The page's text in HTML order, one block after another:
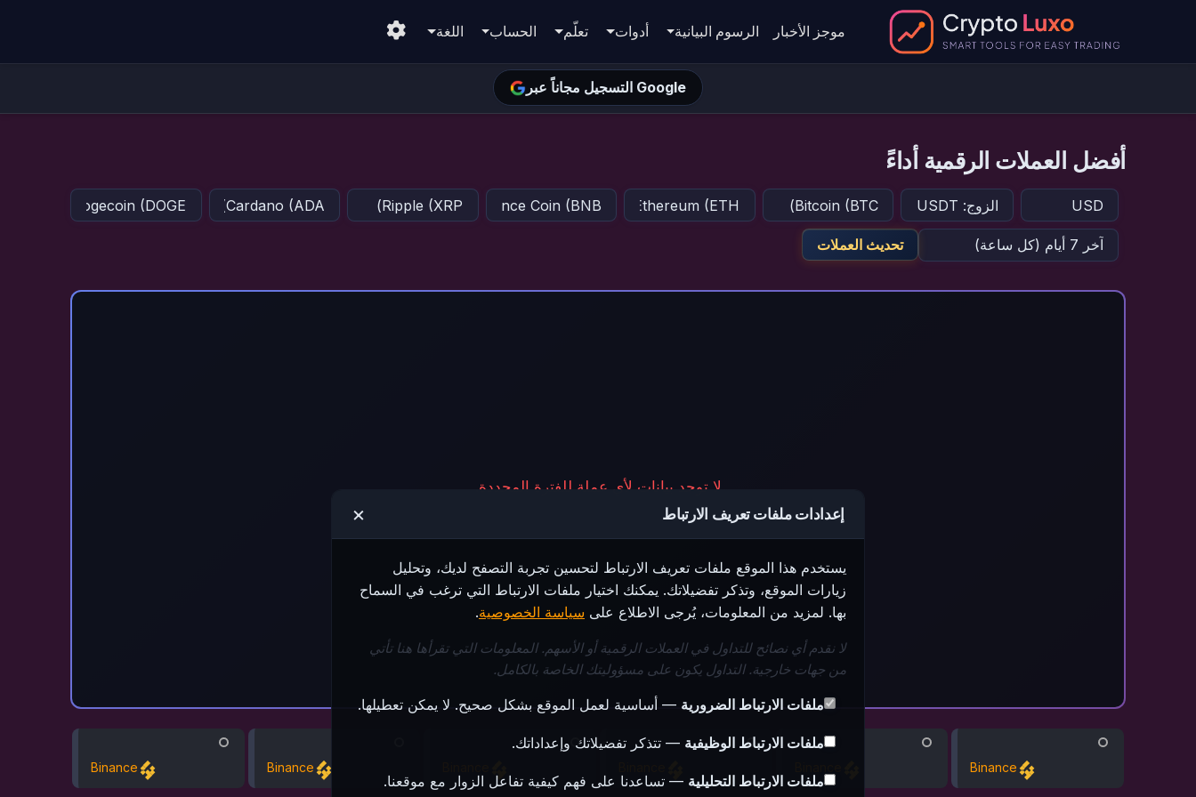
موجز الأخبار الرسوم البيانية أدوات تعلّم الحساب اللغة
التسجيل مجاناً عبر Google
أفضل العملات الرقمية أداءً
تحديث العملات
لا توجد بيانات لأي عملة للفترة المحددة.
Binance
Binance
Binance
إعدادات ملفات تعريف الارتباط ×
يستخدم هذا الموقع ملفات تعريف الارتباط لتحسين تجربة التصفح لديك، وتحليل
زيارات الموقع، وتذكر تفضيلاتك. يمكنك اختيار ملفات الارتباط التي ترغب في السماح
بها. لمزيد من المعلومات، يُرجى الاطلاع على سياسة الخصوصية.
لا نقدم أي نصائح للتداول في العملات الرقمية أو الأسهم. المعلومات التي تقرأها هنا تأتي
من جهات خارجية. التداول يكون على مسؤوليتك الخاصة بالكامل.
ملفات الارتباط الضرورية — أساسية لعمل الموقع بشكل صحيح. لا يمكن تعطيلها.
ملفات الارتباط الوظيفية — تتذكر تفضيلاتك وإعداداتك.
ملفات الارتباط التحليلية — تساعدنا على فهم كيفية تفاعل الزوار مع موقعنا.